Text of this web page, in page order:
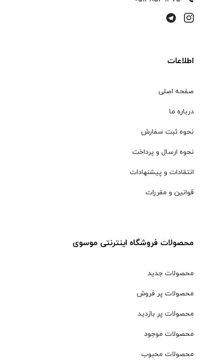
اطلاعات
صفحه اصلی
درباره ما
نحوه ثبت سفارش
نحوه ارسال و پرداخت
انتقادات و پیشنهادات
قوانین و مقررات
محصولات فروشگاه اینترنتی موسوی
محصولات جدید
محصولات پر فروش
محصولات پر بازدید
محصولات موجود
محصولات محبوب